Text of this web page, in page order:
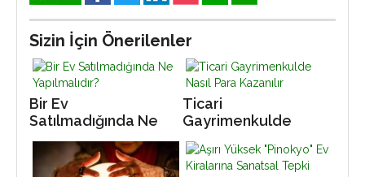
Sizin İçin Önerilenler
Bir Ev
Satılmadığında Ne
Yapılmalıdır?
Ticari
Gayrimenkulde
Nasıl Para Kazanılır